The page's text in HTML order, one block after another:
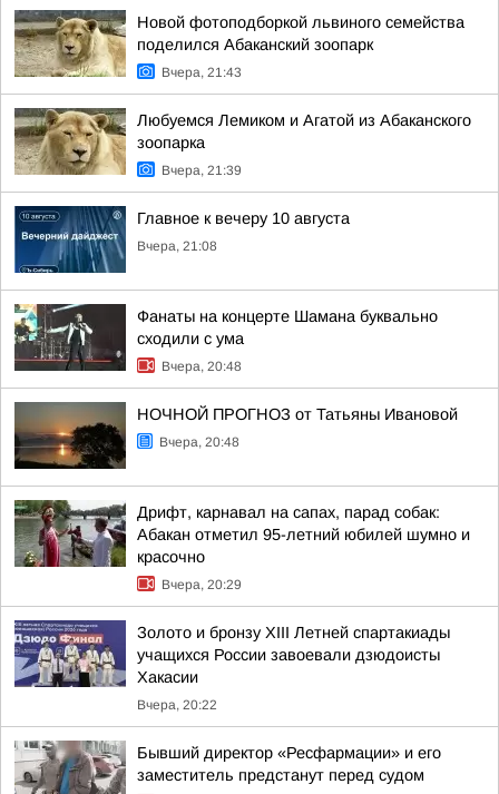
Новой фотоподборкой львиного семейства
поделился Абаканский зоопарк
Вчера, 21:43
Любуемся Лемиком и Агатой из Абаканского
зоопарка
Вчера, 21:39
Главное к вечеру 10 августа
Вчера, 21:08
Фанаты на концерте Шамана буквально
сходили с ума
Вчера, 20:48
НОЧНОЙ ПРОГНОЗ от Татьяны Ивановой
Вчера, 20:48
Дрифт, карнавал на сапах, парад собак:
Абакан отметил 95-летний юбилей шумно и
красочно
Вчера, 20:29
Золото и бронзу XIII Летней спартакиады
учащихся России завоевали дзюдоисты
Хакасии
Вчера, 20:22
Бывший директор «Ресфармации» и его
заместитель предстанут перед судом